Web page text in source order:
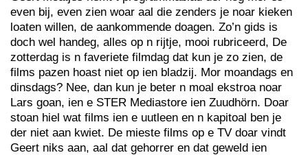
even bij, even zien woar aal die zenders je noar kieken
loaten willen, de aankommende doagen. Zo’n gids is
doch wel handeg, alles op n rijtje, mooi rubriceerd, De
zotterdag is n faveriete filmdag dat kun je zo zien, de
films pazen hoast niet op ien bladzij. Mor moandags en
dinsdags? Nee, dan kun je beter n moal ekstroa noar
Lars goan, ien e STER Mediastore ien Zuudhörn. Doar
stoan hiel wat films ien e uutleen en n kapitoal ben je
der niet aan kwiet. De mieste films op e TV doar vindt
Geert niks aan, aal dat gehorrer en dat geweld ien